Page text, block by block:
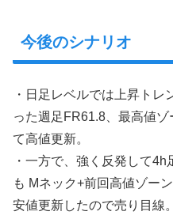
今後のシナリオ
・日足レベルでは上昇ト
った週足FR61.8、最高値
て高値更新。
・一方で、強く反発して
も Mネック+前回高値ゾー
安値更新したので売り目線。